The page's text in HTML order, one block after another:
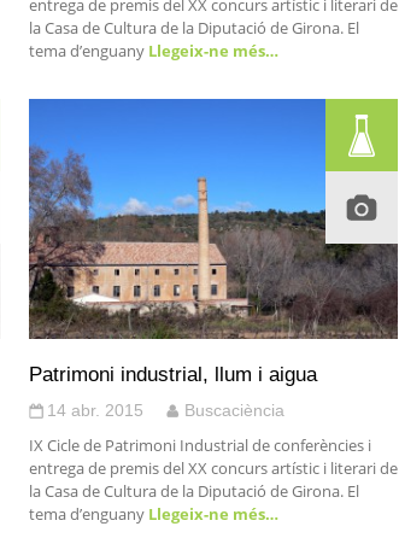
entrega de premis del XX concurs artístic i literari de
la Casa de Cultura de la Diputació de Girona. El
tema d’enguanyLlegeix-ne més…
Patrimoni industrial, llum i aigua
14 abr. 2015 Buscaciència
IX Cicle de Patrimoni Industrial de conferències i
entrega de premis del XX concurs artístic i literari de
la Casa de Cultura de la Diputació de Girona. El
tema d’enguanyLlegeix-ne més…